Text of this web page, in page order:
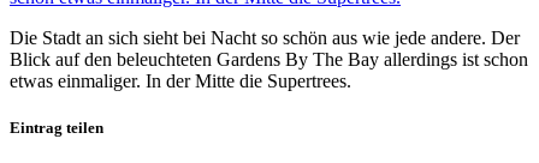
Die Stadt an sich sieht bei Nacht so schön aus wie jede andere. Der
Blick auf den beleuchteten Gardens By The Bay allerdings ist schon
etwas einmaliger. In der Mitte die Supertrees.
Eintrag teilen